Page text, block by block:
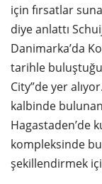
için fırsatlar
diye anlattı
Danimarka’da
tarihle
City”de yer
kalbinde
Hagastaden’de
kompleksinde
şekillendirmek